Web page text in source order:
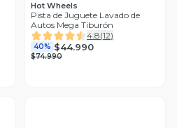
Hot Wheels
Pista de Juguete Lavado de
Autos Mega Tiburón
4.8(12)
40% $44.990
$74.990